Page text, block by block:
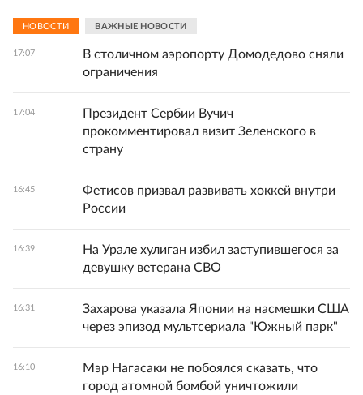
НОВОСТИ ВАЖНЫЕ НОВОСТИ
17:07
В столичном аэропорту Домодедово сняли
ограничения
17:04
Президент Сербии Вучич
прокомментировал визит Зеленского в
страну
16:45
Фетисов призвал развивать хоккей внутри
России
16:39
На Урале хулиган избил заступившегося за
девушку ветерана СВО
16:31
Захарова указала Японии на насмешки США
через эпизод мультсериала "Южный парк"
16:10
Мэр Нагасаки не побоялся сказать, что
город атомной бомбой уничтожили